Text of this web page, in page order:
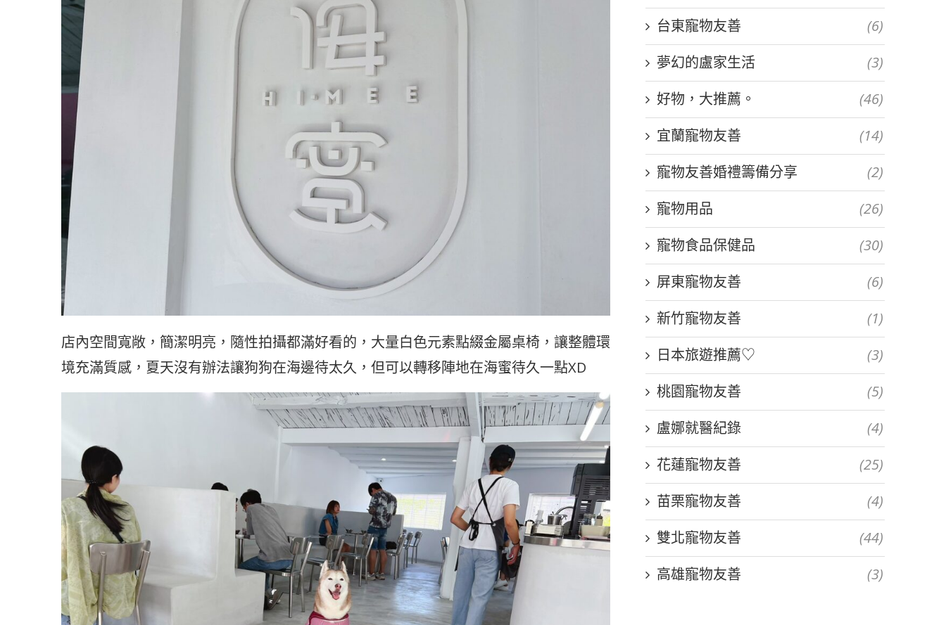
店內空間寬敞，簡潔明亮，隨性拍攝都滿好看的，大量白色元素點綴金屬桌椅，讓整體環
境充滿質感，夏天沒有辦法讓狗狗在海邊待太久，但可以轉移陣地在海蜜待久一點XD
台東寵物友善
(6)
夢幻的盧家生活
(3)
好物，大推薦。
(46)
宜蘭寵物友善
(14)
寵物友善婚禮籌備分享
(2)
寵物用品
(26)
寵物食品保健品
(30)
屏東寵物友善
(6)
新竹寵物友善
(1)
日本旅遊推薦♡
(3)
桃園寵物友善
(5)
盧娜就醫紀錄
(4)
花蓮寵物友善
(25)
苗栗寵物友善
(4)
雙北寵物友善
(44)
高雄寵物友善
(3)